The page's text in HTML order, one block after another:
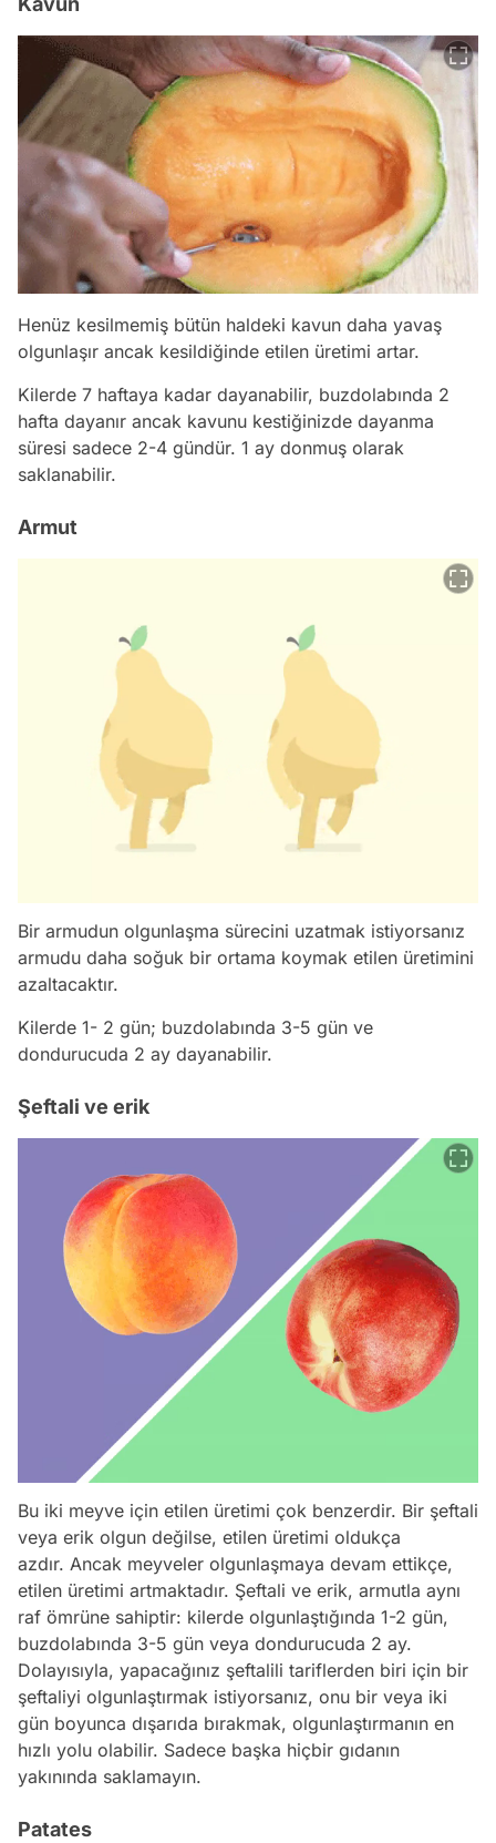
Henüz kesilmemiş bütün haldeki kavun daha yavaş
olgunlaşır ancak kesildiğinde etilen üretimi artar.
Kilerde 7 haftaya kadar dayanabilir, buzdolabında 2
hafta dayanır ancak kavunu kestiğinizde dayanma
süresi sadece 2-4 gündür. 1 ay donmuş olarak
saklanabilir.
Armut
Bir armudun olgunlaşma sürecini uzatmak istiyorsanız
armudu daha soğuk bir ortama koymak etilen üretimini
azaltacaktır.
Kilerde 1- 2 gün; buzdolabında 3-5 gün ve
dondurucuda 2 ay dayanabilir.
Şeftali ve erik
Bu iki meyve için etilen üretimi çok benzerdir. Bir şeftali
veya erik olgun değilse, etilen üretimi oldukça
azdır. Ancak meyveler olgunlaşmaya devam ettikçe,
etilen üretimi artmaktadır. Şeftali ve erik, armutla aynı
raf ömrüne sahiptir: kilerde olgunlaştığında 1-2 gün,
buzdolabında 3-5 gün veya dondurucuda 2 ay.
Dolayısıyla, yapacağınız şeftalili tariflerden biri için bir
şeftaliyi olgunlaştırmak istiyorsanız, onu bir veya iki
gün boyunca dışarıda bırakmak, olgunlaştırmanın en
hızlı yolu olabilir. Sadece başka hiçbir gıdanın
yakınında saklamayın.
Patates